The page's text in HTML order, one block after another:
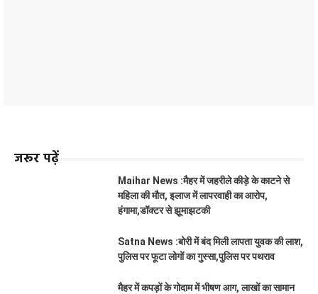
जरूर पढ़ें
Maihar News :मैहर में जहरीले कीड़े के काटने से
महिला की मौत, इलाज में लापरवाही का आरोप,
हंगामा,डॉक्टर से झूमाझटकी
Satna News :बोरी में बंद मिली लापता युवक की लाश,
पुलिस पर फूटा लोगों का गुस्सा,पुलिस पर पथराव
मैहर में कपड़ों के गोदाम में भीषण आग, लाखों का सामान